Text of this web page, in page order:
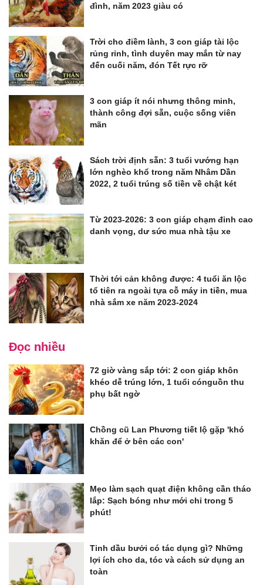
đình, năm 2023 giàu có
Trời cho điềm lành, 3 con giáp tài lộc
rủng rỉnh, tình duyên may mắn từ nay
đến cuối năm, đón Tết rực rỡ
3 con giáp ít nói nhưng thông minh,
thành công đợi sẵn, cuộc sống viên
mãn
Sách trời định sẵn: 3 tuổi vướng hạn
lớn nghèo khổ trong năm Nhâm Dần
2022, 2 tuổi trúng số tiền về chật két
Từ 2023-2026: 3 con giáp chạm đỉnh cao
danh vọng, dư sức mua nhà tậu xe
Thời tới cản không được: 4 tuổi ăn lộc
tổ tiên ra ngoài tựa cỗ máy in tiền, mua
nhà sắm xe năm 2023-2024
Đọc nhiều
72 giờ vàng sắp tới: 2 con giáp khôn
khéo dễ trúng lớn, 1 tuổi cónguồn thu
phụ bất ngờ
Chồng cũ Lan Phương tiết lộ gặp 'khó
khăn để ở bên các con'
Mẹo làm sạch quạt điện không cần tháo
lắp: Sạch bóng như mới chỉ trong 5
phút!
Tinh dầu bưởi có tác dụng gì? Những
lợi ích cho da, tóc và cách sử dụng an
toàn